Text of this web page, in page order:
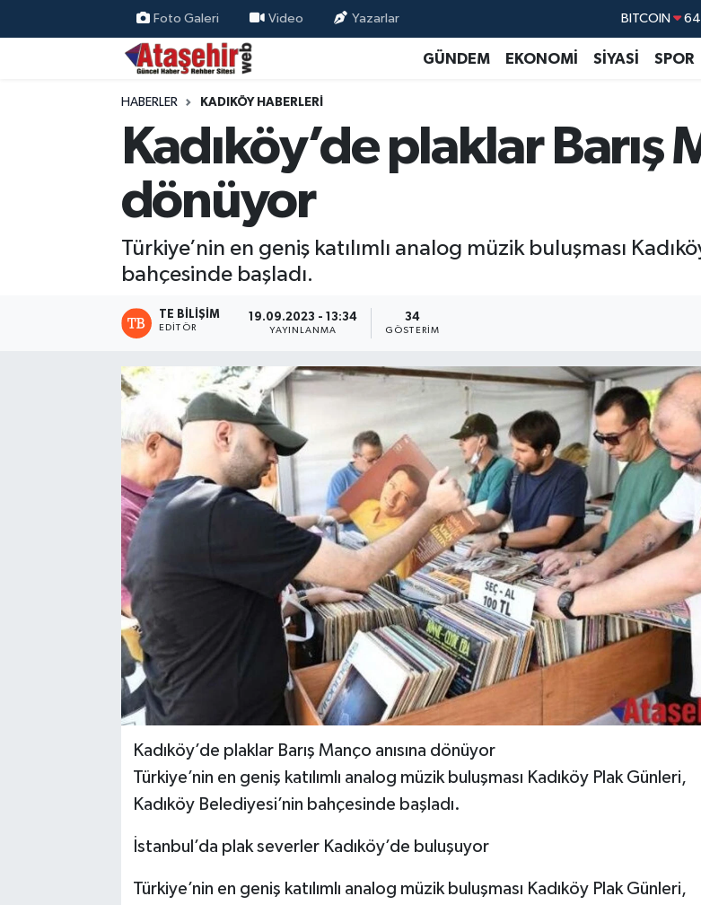
Foto Galeri Video Yazarlar DOLAR
EURO
GÜNDEM EKONOMİ SİYASİ SPOR
HABERLER KADIKÖY HABERLERİ
Kadıköy’de plaklar Barış
dönüyor
Türkiye’nin en geniş katılımlı analog müzik buluşması
bahçesinde başladı.
TE BILIŞIM
EDITÖR
19.09.2023 - 13:34
YAYINLANMA
34
GÖSTERIM
Kadıköy’de plaklar Barış Manço anısına dönüyor
Türkiye’nin en geniş katılımlı analog müzik buluşması Kadıköy Plak Günleri,
Kadıköy Belediyesi’nin bahçesinde başladı.
İstanbul’da plak severler Kadıköy’de buluşuyor
Türkiye’nin en geniş katılımlı analog müzik buluşması Kadıköy Plak Günleri,
Hava Durumu
Süper Lig Puan Durumu ve Fikstür
Tüm Manşetler
Son Dakika Haberleri